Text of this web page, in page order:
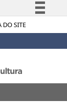
DO SITE